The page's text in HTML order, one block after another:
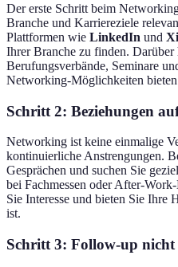
Der erste Schritt beim
Branche und Karriereziele
Plattformen wie LinkedIn und
Ihrer Branche zu finden. Darüber
Berufungsverbände, Seminare
Networking-Möglichkeiten
Schritt 2: Beziehungen
Networking ist keine einmalige
kontinuierliche Anstrengungen.
Gesprächen und suchen Sie
bei Fachmessen oder After-
Sie Interesse und bieten Sie Ihre
ist.
Schritt 3: Follow-up nicht